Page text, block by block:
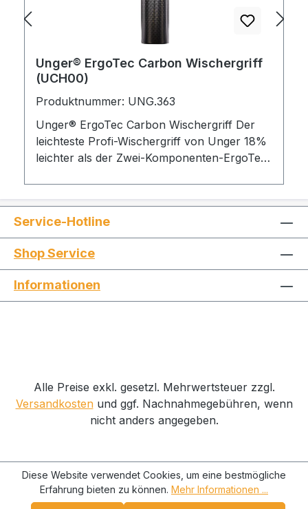
Unger® ErgoTec Carbon Wischergriff
(UCH00)
Produktnummer: UNG.363
Unger® ErgoTec Carbon Wischergriff Der
leichteste Profi-Wischergriff von Unger 18%
leichter als der Zwei-Komponenten-ErgoTec
Schutz des ErgoTec Wischergriffs bei
Auslieferung S-Feder Mechanismus für
schnelles und einfaches Verstellen oder
Austauschen von Schiene oder Gummi
Kompatibel mit UNGER S-Schiene und S-
Schiene-Plus Passt sicher auf UNGER
Service-Hotline
Shop Service
Informationen
Alle Preise exkl. gesetzl. Mehrwertsteuer zzgl.
Versandkostenund ggf. Nachnahmegebühren, wenn
nicht anders angegeben.
Diese Website verwendet Cookies, um eine bestmögliche
Erfahrung bieten zu können. Mehr Informationen ...